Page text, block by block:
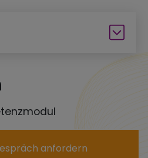
anfordern